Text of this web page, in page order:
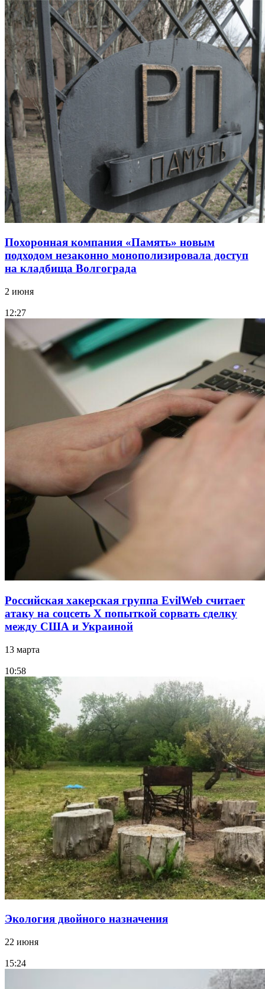
Похоронная компания «Память» новым
подходом незаконно монополизировала доступ
на кладбища Волгограда
2 июня
12:27
Российская хакерская группа EvilWeb считает
атаку на соцсеть Х попыткой сорвать сделку
между США и Украиной
13 марта
10:58
Экология двойного назначения
22 июня
15:24